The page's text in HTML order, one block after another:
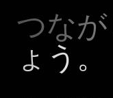
つな
ょう。